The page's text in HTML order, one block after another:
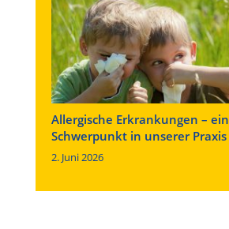
Allergische Erkrankungen – ein
Schwerpunkt in unserer Praxis
2. Juni 2026